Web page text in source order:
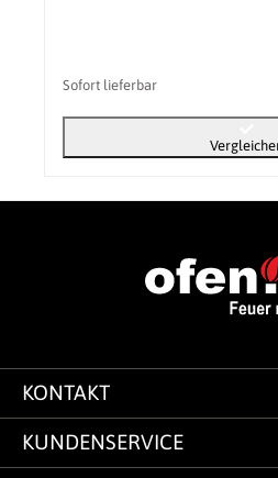
Sofort lieferbar
KONTAKT
KUNDENSERVICE